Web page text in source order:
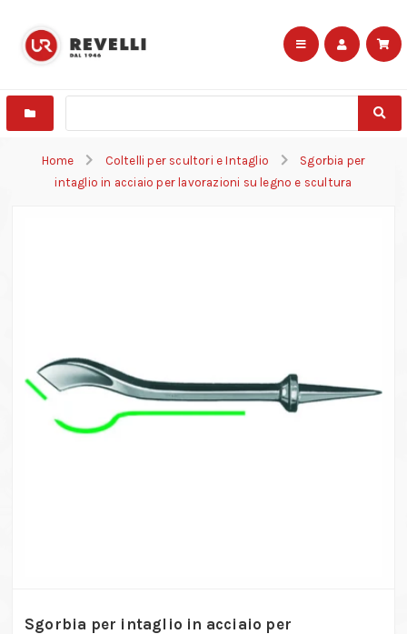
Home Coltelli per scultori e Intaglio
Sgorbia per
intaglio in acciaio per lavorazioni su legno e scultura
Sgorbia per intaglio in acciaio per